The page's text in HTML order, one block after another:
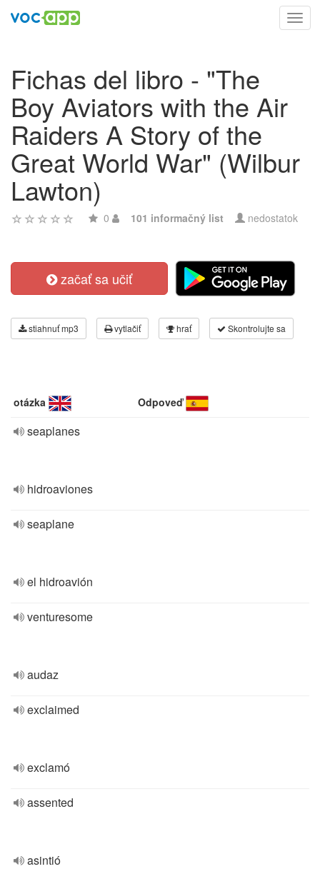
Fichas del libro - "The
Boy Aviators with the Air
Raiders A Story of the
Great World War" (Wilbur
Lawton)
0 101 informačný list nedostatok
začať sa učiť
stiahnuť mp3 vytlačiť hrať Skontrolujte sa
otázka Odpoveď
seaplanes
hidroaviones
seaplane
el hidroavión
venturesome
audaz
exclaimed
exclamó
assented
asintió